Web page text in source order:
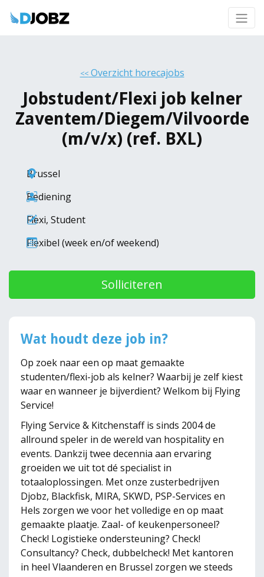
<<Overzicht horecajobs
Jobstudent/Flexi job kelner
Zaventem/Diegem/Vilvoorde
(m/v/x) (ref. BXL)
Brussel
Bediening
Flexi, Student
Flexibel (week en/of weekend)
Solliciteren
Wat houdt deze job in?
Op zoek naar een op maat gemaakte
studenten/flexi-job als kelner? Waarbij je zelf kiest
waar en wanneer je bijverdient? Welkom bij Flying
Service!
Flying Service & Kitchenstaff is sinds 2004 de
allround speler in de wereld van hospitality en
events. Dankzij twee decennia aan ervaring
groeiden we uit tot dé specialist in
totaaloplossingen. Met onze zusterbedrijven
Djobz, Blackfisk, MIRA, SKWD, PSP-Services en
Hels zorgen we voor het volledige en op maat
gemaakte plaatje. Zaal- of keukenpersoneel?
Check! Logistieke ondersteuning? Check!
Consultancy? Check, dubbelcheck! Met kantoren
in heel Vlaanderen en Brussel zorgen we steeds